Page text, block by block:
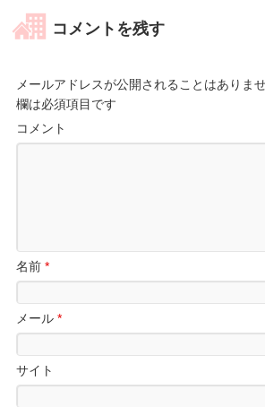
コメントを残す
メールアドレスが公開されることはありませ
欄は必須項目です
コメント
名前*
メール*
サイト